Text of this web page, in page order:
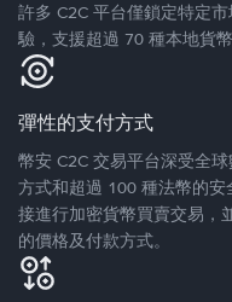
許多 C2C 平台僅鎖定特定
驗，支援超過 70 種本地貨幣
彈性的支付方式
幣安 C2C 交易平台深受全
方式和超過 100 種法幣的
接進行加密貨幣買賣交易，
的價格及付款方式。